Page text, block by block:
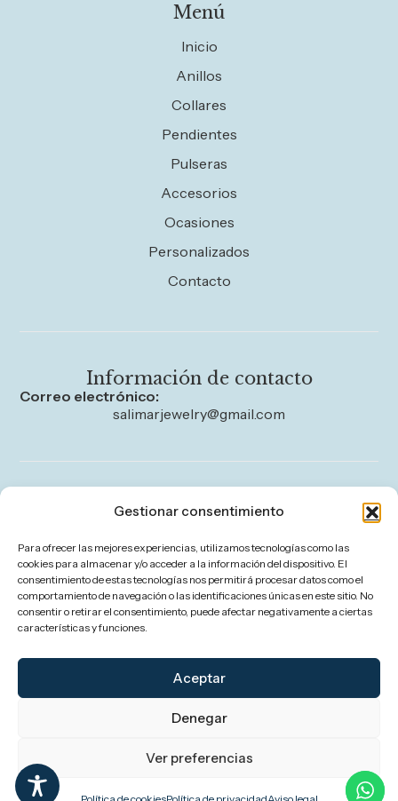
Gestionar consentimiento
Para ofrecer las mejores experiencias, utilizamos tecnologías como las
cookies para almacenar y/o acceder a la información del dispositivo. El
consentimiento de estas tecnologías nos permitirá procesar datos como el
comportamiento de navegación o las identificaciones únicas en este sitio. No
consentir o retirar el consentimiento, puede afectar negativamente a ciertas
características y funciones.
Aceptar
Denegar
Ver preferencias
Menú
Inicio
Anillos
Collares
Pendientes
Pulseras
Accesorios
Ocasiones
Personalizados
Contacto
Información de contacto
Correo electrónico:
salimarjewelry@gmail.com
Política de privacidad
Política de cookies (UE)
Política de envíos y devoluciones